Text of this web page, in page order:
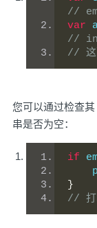
//
var
//
// 这
您可以通过检查
串是否为空：
if
}
// 打